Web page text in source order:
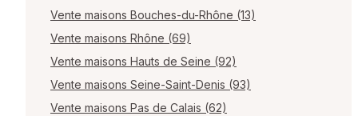
Vente maisons Bouches-du-Rhône (13)
Vente maisons Rhône (69)
Vente maisons Hauts de Seine (92)
Vente maisons Seine-Saint-Denis (93)
Vente maisons Pas de Calais (62)